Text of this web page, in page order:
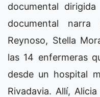
documental
documental
Reynoso, Stella
las 14 enfermeras
desde un hospital
Rivadavia. Allí,